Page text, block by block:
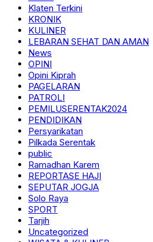
Klaten Terkini
KRONIK
KULINER
LEBARAN SEHAT DAN AMAN
News
OPINI
Opini Kiprah
PAGELARAN
PATROLI
PEMILUSERENTAK2024
PENDIDIKAN
Persyarikatan
Pilkada Serentak
public
Ramadhan Karem
REPORTASE HAJI
SEPUTAR JOGJA
Solo Raya
SPORT
Tarjih
Uncategorized